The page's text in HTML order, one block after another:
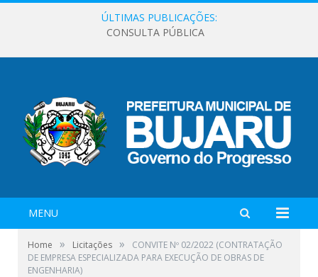
ÚLTIMAS PUBLICAÇÕES:
CONSULTA PÚBLICA
MENU
Home » Licitações »
CONVITE Nº 02/2022 (CONTRATAÇÃO
DE EMPRESA ESPECIALIZADA PARA EXECUÇÃO DE OBRAS DE
ENGENHARIA)